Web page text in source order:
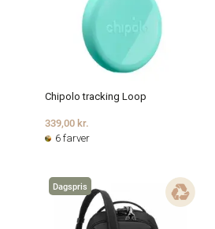
Chipolo tracking Loop
339,00 kr.
6 farver
Dagspris